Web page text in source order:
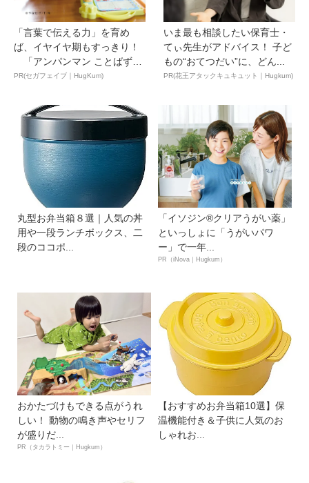
「言葉で伝える力」を育め
ば、イヤイヤ期もすっきり！
「アンパンマン ことばずか
ん...
PR(セガフェイブ｜HugKum)
いま最も相談したい保育士・
てぃ先生がアドバイス！ 子ど
もの“おてつだい”に、どん...
PR(花王アタックキュキュット｜Hugkum)
丸型お弁当箱８選｜人気の丼
用や一段ランチボックス、二
段のココポ...
「イソジン®クリアうがい薬」
といっしょに「うがいパワ
ー」で一年...
PR（iNova｜Hugkum）
おかたづけもできる点がうれ
しい！ 動物の鳴き声やセリフ
が盛りだ...
PR（タカラトミー｜Hugkum）
【おすすめお弁当箱10選】保
温機能付き＆子供に人気のお
しゃれお...